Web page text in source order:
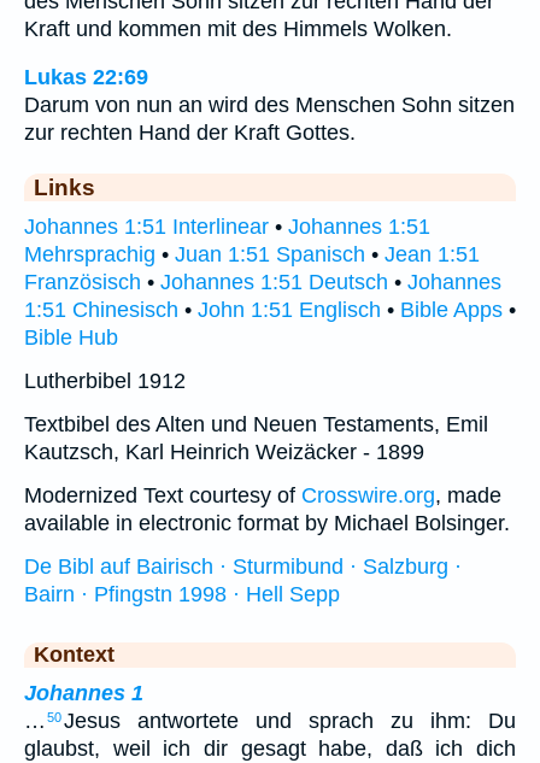
Kraft und kommen mit des Himmels Wolken.
Lukas 22:69
Darum von nun an wird des Menschen Sohn sitzen
zur rechten Hand der Kraft Gottes.
Links
Johannes 1:51 Interlinear • Johannes 1:51
Mehrsprachig • Juan 1:51 Spanisch • Jean 1:51
Französisch • Johannes 1:51 Deutsch • Johannes
1:51 Chinesisch • John 1:51 Englisch • Bible Apps •
Bible Hub
Lutherbibel 1912
Textbibel des Alten und Neuen Testaments, Emil
Kautzsch, Karl Heinrich Weizäcker - 1899
Modernized Text courtesy of Crosswire.org, made
available in electronic format by Michael Bolsinger.
De Bibl auf Bairisch · Sturmibund · Salzburg ·
Bairn · Pfingstn 1998 · Hell Sepp
Kontext
Johannes 1
… 50Jesus antwortete und sprach zu ihm: Du
glaubst, weil ich dir gesagt habe, daß ich dich